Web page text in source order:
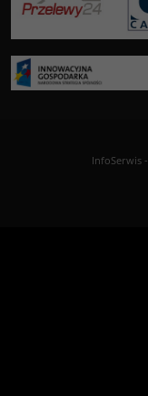
InfoSerwis-